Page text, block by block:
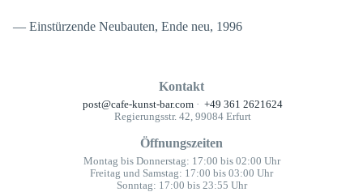
— Einstürzende Neubauten, Ende neu, 1996
Kontakt
post@cafe-kunst-bar.com · +49 361 2621624
Regierungsstr. 42, 99084 Erfurt
Öffnungszeiten
Montag bis Donnerstag: 17:00 bis 02:00 Uhr
Freitag und Samstag: 17:00 bis 03:00 Uhr
Sonntag: 17:00 bis 23:55 Uhr